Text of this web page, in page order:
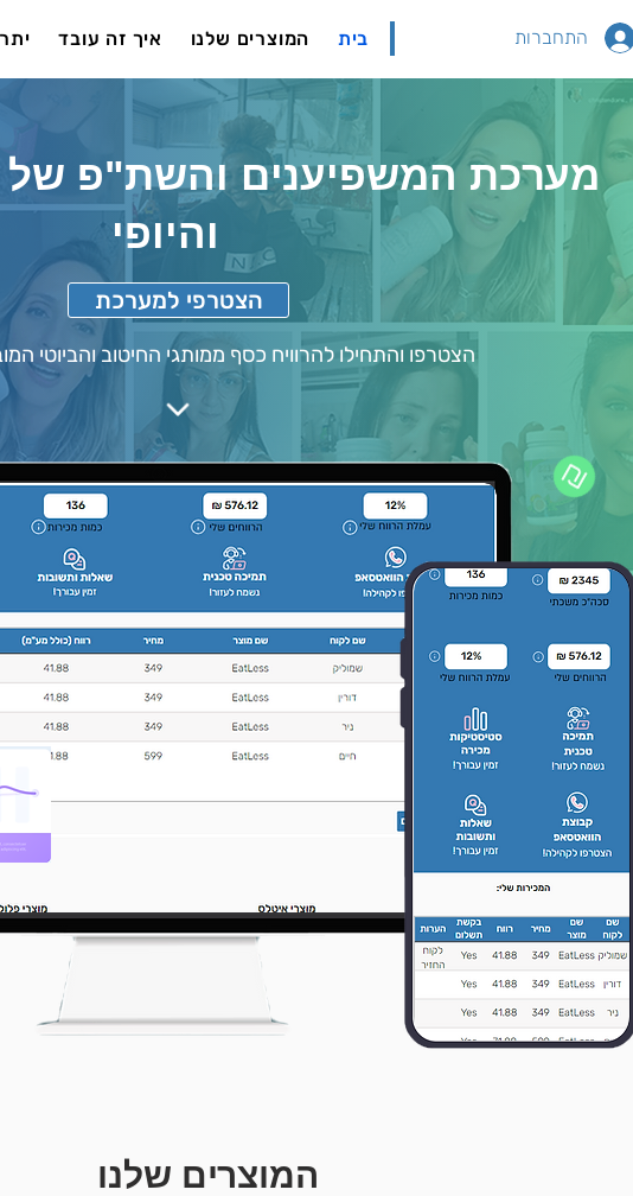
בית המוצרים שלנו איך זה עובד התחברות
מערכת המשפיענים והשת"פ של
והיופי
הצטרפי למערכת
הצטרפו והתחילו להרוויח כסף ממותגי החיטוב והביוטי
המוצרים שלנו